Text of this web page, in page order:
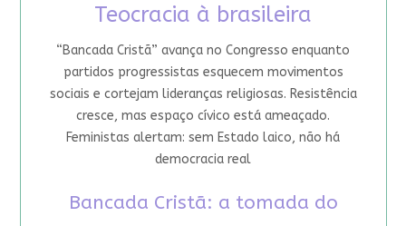
Teocracia à brasileira
“Bancada Cristã” avança no Congresso enquanto
partidos progressistas esquecem movimentos
sociais e cortejam lideranças religiosas. Resistência
cresce, mas espaço cívico está ameaçado.
Feministas alertam: sem Estado laico, não há
democracia real
Bancada Cristã: a tomada do